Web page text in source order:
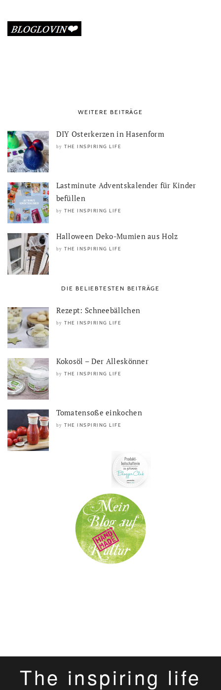
WEITERE BEITRÄGE
DIY Osterkerzen in Hasenform
by THE INSPIRING LIFE
Lastminute Adventskalender für Kinder
befüllen
by THE INSPIRING LIFE
Halloween Deko-Mumien aus Holz
by THE INSPIRING LIFE
DIE BELIEBTESTEN BEITRÄGE
Rezept: Schneebällchen
by THE INSPIRING LIFE
Kokosöl – Der Alleskönner
by THE INSPIRING LIFE
Tomatensoße einkochen
by THE INSPIRING LIFE
The inspiring life